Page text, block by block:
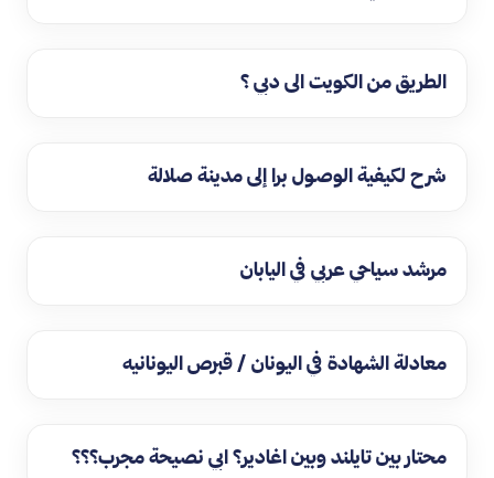
الطريق من الكويت الى دبي ؟
شرح لكيفية الوصول برا إلى مدينة صلالة
مرشد سياحي عربي في اليابان
معادلة الشهادة في اليونان / قبرص اليونانيه
محتار بين تايلند وبين اغادير؟ ابي نصيحة مجرب؟؟؟